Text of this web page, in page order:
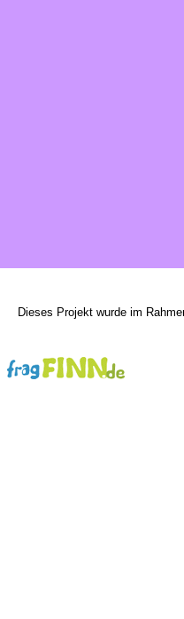
Dieses Projekt wurde im